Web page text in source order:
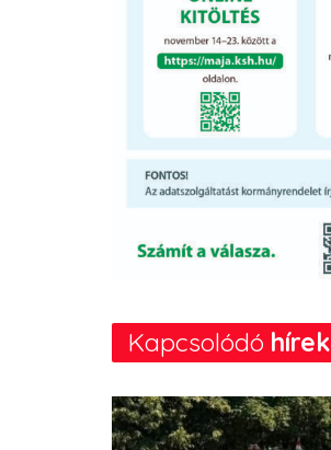
Kapcsolódó hírek